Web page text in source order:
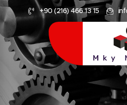
+90 (216) 466 13 15